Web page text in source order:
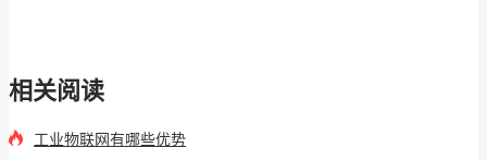
相关阅读
工业物联网有哪些优势